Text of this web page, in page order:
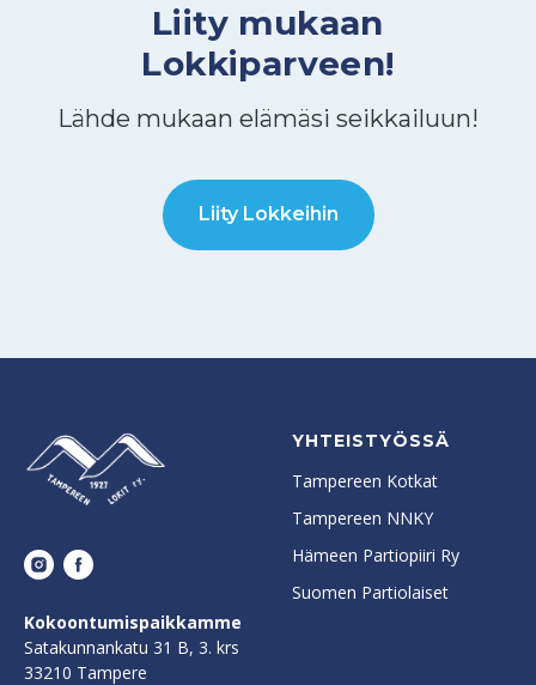
Liity mukaan
Lokkiparveen!
Lähde mukaan elämäsi seikkailuun!
Liity Lokkeihin
Kokoontumispaikkamme
Satakunnankatu 31 B, 3. krs
33210 Tampere
YHTEISTYÖSSÄ
Tampereen Kotkat
Tampereen NNKY
Hämeen Partiopiiri Ry
Suomen Partiolaiset